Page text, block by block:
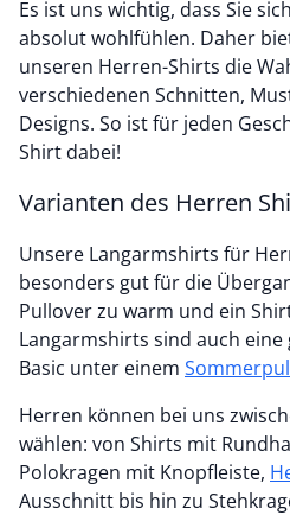
Es ist uns wichtig, dass Sie
absolut wohlfühlen. Daher
unseren Herren-Shirts die
verschiedenen Schnitten,
Designs. So ist für jeden
Shirt dabei!
Varianten des Herren
Unsere Langarmshirts für
besonders gut für die
Pullover zu warm und ein
Langarmshirts sind auch eine
Basic unter einem
Herren können bei uns
wählen: von Shirts mit
Polokragen mit Knopfleiste,
Ausschnitt bis hin zu